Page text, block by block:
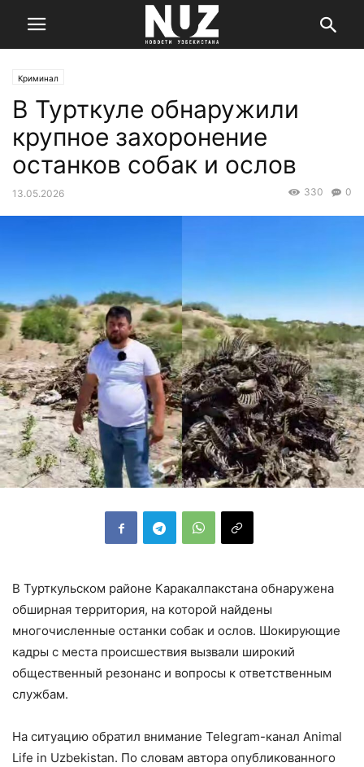
Криминал
В Турткуле обнаружили
крупное захоронение
останков собак и ослов
13.05.2026 0
330
В Турткульском районе Каракалпакстана обнаружена
обширная территория, на которой найдены
многочисленные останки собак и ослов. Шокирующие
кадры с места происшествия вызвали широкий
общественный резонанс и вопросы к ответственным
службам.
На ситуацию обратил внимание Telegram-канал Animal
Life in Uzbekistan. По словам автора опубликованного